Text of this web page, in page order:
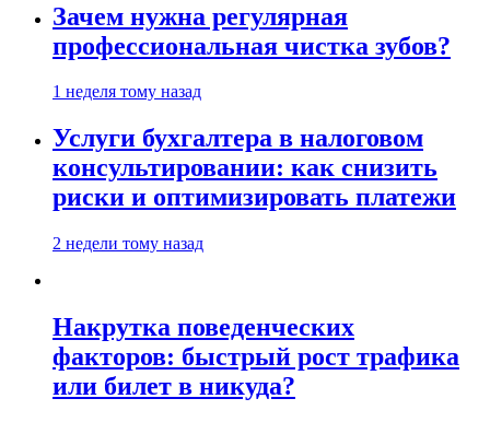
Зачем нужна регулярная
профессиональная чистка зубов?
1 неделя тому назад
Услуги бухгалтера в налоговом
консультировании: как снизить
риски и оптимизировать платежи
2 недели тому назад
Накрутка поведенческих
факторов: быстрый рост трафика
или билет в никуда?